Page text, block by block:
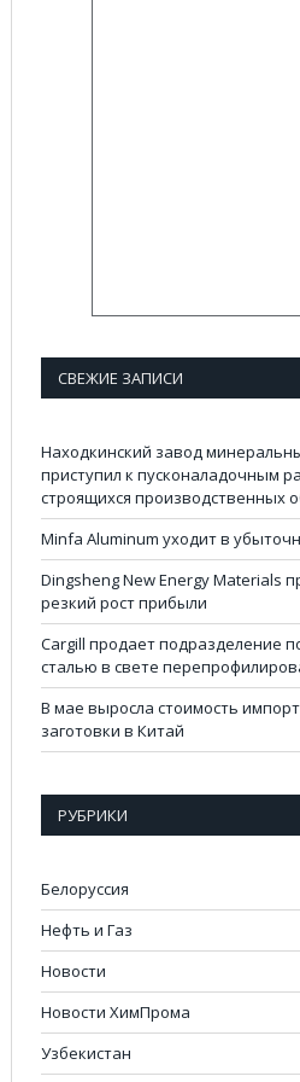
СВЕЖИЕ ЗАПИСИ
Находкинский завод
приступил к пусконаладочным
строящихся производственных
Minfa Aluminum уходит в
Dingsheng New Energy Materials
резкий рост прибыли
Cargill продает подразделение
сталью в свете
В мае выросла стоимость
заготовки в Китай
РУБРИКИ
Белоруссия
Нефть и Газ
Новости
Новости ХимПрома
Узбекистан